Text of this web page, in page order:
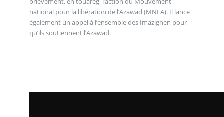
national pour la libération de l’Azawad (MNLA). Il lance
également un appel à l’ensemble des Imazighen pour
qu’ils soutiennent l’Azawad.